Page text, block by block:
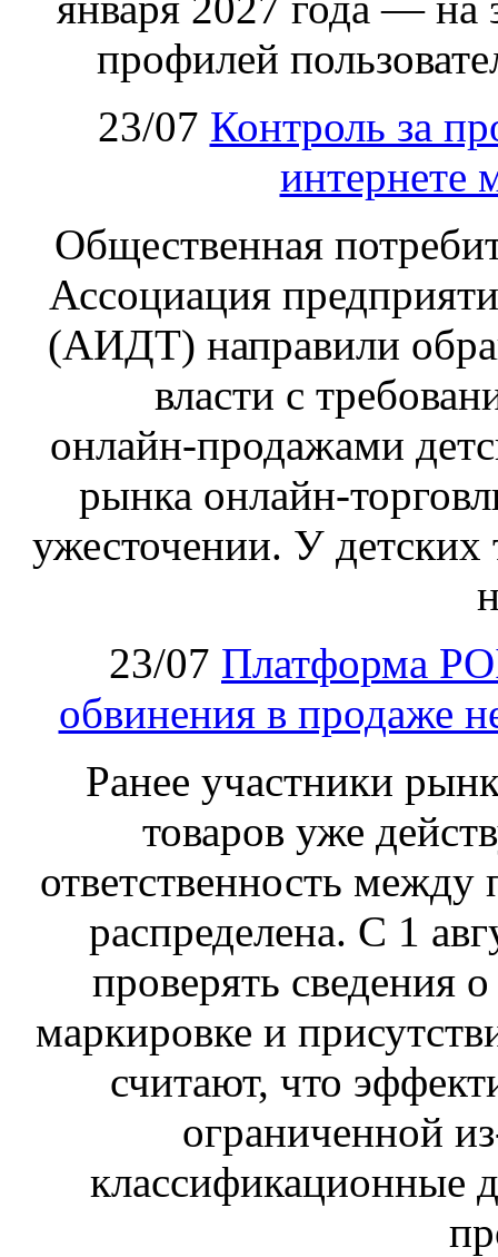
профилей
23/07 Контроль за
интернете
Общественная
Ассоциация
(АИДТ) направили
власти с
онлайн‑продажами
рынка онлайн-
ужесточении. У детских
23/07 Платформа
обвинения в продаже
Ранее участники
товаров уже
ответственность
распределена. С 1
проверять сведения
маркировке и
считают, что
ограниченной
классификационные